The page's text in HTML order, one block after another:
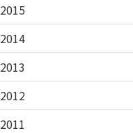
2015
2014
2013
2012
2011